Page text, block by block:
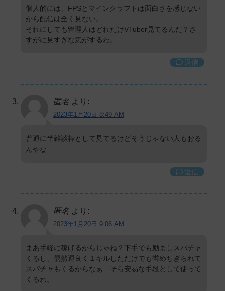
個人的には、FPSとマインクラフトは面白さを感じない
から配信は全く見ない。
それにしても管理人はどれだけVTuber見てるんだ？さ
すがに見すぎな気がするわ。
返信
匿名 より:
2023年1月20日 8:49 AM
普通に半雑談枠として見てるけどそうじゃない人もおる
んやな
返信
匿名 より:
2023年1月20日 9:06 AM
まあ手軽に稼げるからじゃね？下手でも励ましスパチャ
くるし、偶然運良く１キルしただけでも誉めちぎられて
スパチャもくるからなぁ…そら安易な手段として使って
くるわ。